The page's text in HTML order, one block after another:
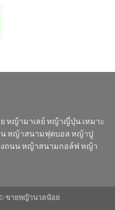
หญ้ามาเลย์ หญ้าญี่ปุ่น เหมาะ
หญ้าสนามฟุตบอล หญ้าปู
งถนน หญ้าสนามกอล์ฟ หญ้า
ขายหญ้านวลน้อย